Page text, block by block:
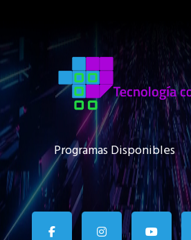
Programas Disponibles